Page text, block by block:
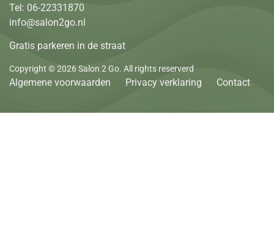
Tel: 06-22331870
info@salon2go.nl
Gratis parkeren in de straat
Copyright © 2026 Salon 2 Go. All rights reserverd
Algemene voorwaarden Privacy verklaring Contact